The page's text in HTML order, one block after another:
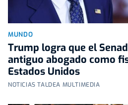
MUNDO
Trump logra que el
antiguo abogado como
Estados Unidos
NOTICIAS TALDEA MULTIMEDIA